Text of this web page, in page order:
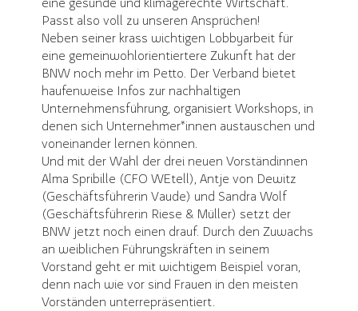
Passt also voll zu unseren Ansprüchen!
Neben seiner krass wichtigen Lobbyarbeit für
eine gemeinwohlorientiertere Zukunft hat der
BNW noch mehr im Petto. Der Verband bietet
haufenweise Infos zur nachhaltigen
Unternehmensführung, organisiert Workshops, in
denen sich Unternehmer*innen austauschen und
voneinander lernen können.
Und mit der Wahl der drei neuen Vorständinnen
Alma Spribille (CFO WEtell), Antje von Dewitz
(Geschäftsführerin Vaude) und Sandra Wolf
(Geschäftsführerin Riese & Müller) setzt der
BNW jetzt noch einen drauf. Durch den Zuwachs
an weiblichen Führungskräften in seinem
Vorstand geht er mit wichtigem Beispiel voran,
denn nach wie vor sind Frauen in den meisten
Vorständen unterrepräsentiert.